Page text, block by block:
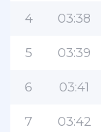
4 03:38
5 03:39
6 03:41
7 03:42